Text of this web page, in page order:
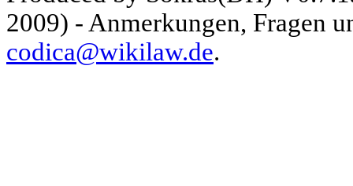
2009) - Anmerkungen, Fragen
codica@wikilaw.de.